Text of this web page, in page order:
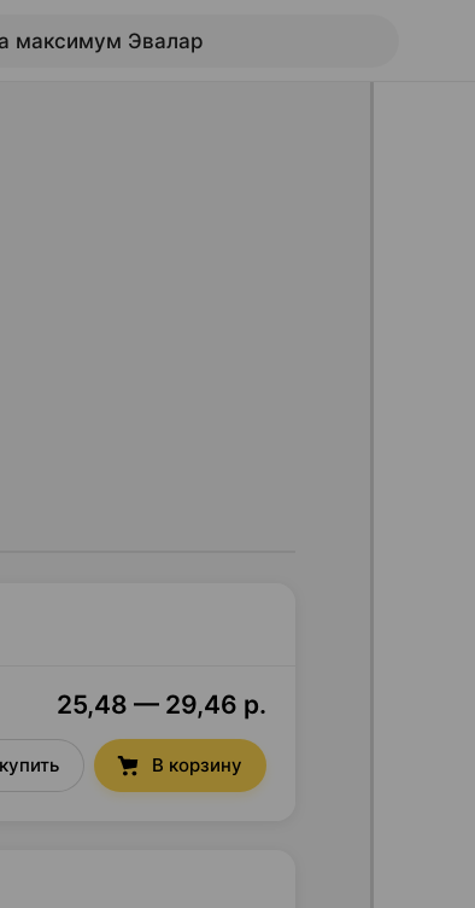
25,48 — 29,46 р.
В корзину